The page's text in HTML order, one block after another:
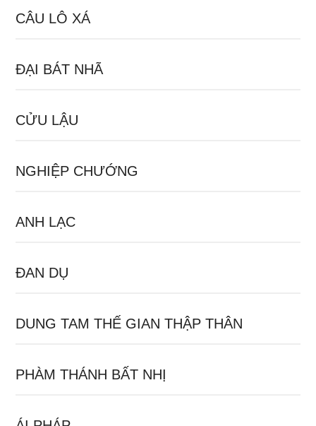
CÂU LÔ XÁ
ĐẠI BÁT NHÃ
CỬU LẬU
NGHIỆP CHƯỚNG
ANH LẠC
ĐAN DỤ
DUNG TAM THẾ GIAN THẬP THÂN
PHÀM THÁNH BẤT NHỊ